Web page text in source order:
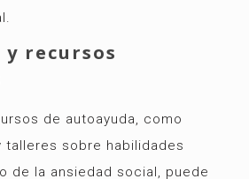
recursos
de autoayuda, como
talleres sobre habilidades
de la ansiedad social, puede